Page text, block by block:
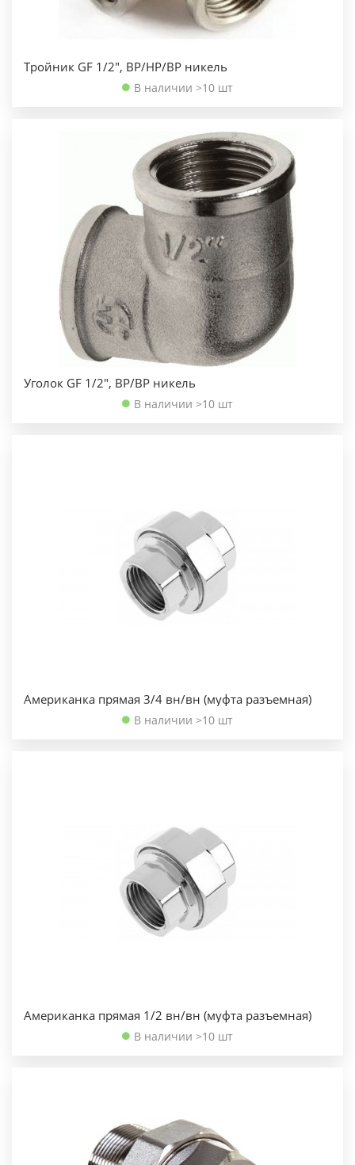
Тройник GF 1/2", ВР/НР/ВР никель
В наличии >10 шт
Уголок GF 1/2", ВР/ВР никель
В наличии >10 шт
Американка прямая 3/4 вн/вн (муфта разъемная)
В наличии >10 шт
Американка прямая 1/2 вн/вн (муфта разъемная)
В наличии >10 шт